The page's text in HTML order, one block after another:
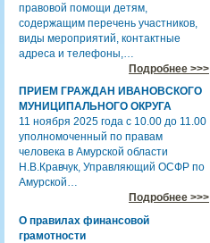
правовой помощи детям,
содержащим перечень участников,
виды мероприятий, контактные
адреса и телефоны,…
Подробнее >>>
ПРИЕМ ГРАЖДАН ИВАНОВСКОГО
МУНИЦИПАЛЬНОГО ОКРУГА
11 ноября 2025 года с 10.00 до 11.00
уполномоченный по правам
человека в Амурской области
Н.В.Кравчук, Управляющий ОСФР по
Амурской…
Подробнее >>>
О правилах финансовой
грамотности